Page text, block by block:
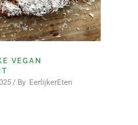
VEGAN
By EerlijkerEten